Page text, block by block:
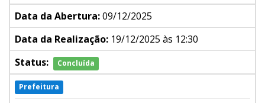
Data da Abertura:09/12/2025
Data da Realização: 19/12/2025 às 12:30
Status:
Concluída
Prefeitura